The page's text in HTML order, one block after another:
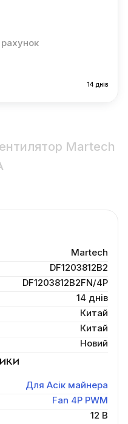
14 днів
Martech
Martech
DF1203812B2
DF1203812B2FN/4P
14 днів
Китай
Китай
Новий
Для Асік майнера
Fan 4P PWM
12 В